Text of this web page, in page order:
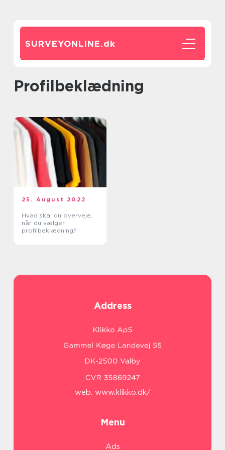
SURVEYONLINE.dk
Profilbeklædning
25. August 2022
Hvad skal du overveje,
når du vælger
profilbeklædning?
Address
web: www.klikko.dk/
Menu
Ads